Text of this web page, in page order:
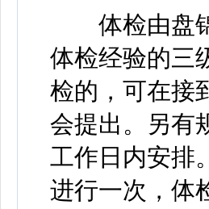
体检由盘锦
体检经验的三
检的，可在接
会提出。另有
工作日内安排
进行一次，体